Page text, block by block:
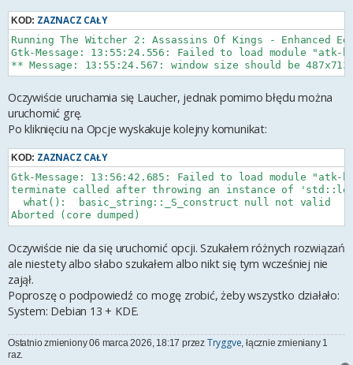
KOD: ZAZNACZ CAŁY
Running The Witcher 2: Assassins Of Kings - Enhanced
Gtk-Message: 13:55:24.556: Failed to load module
Oczywiście uruchamia się Laucher, jednak pomimo błędu można
uruchomić grę.
Po kliknięciu na Opcje wyskakuje kolejny komunikat:
KOD: ZAZNACZ CAŁY
Gtk-Message: 13:56:42.685: Failed to load module
terminate called after throwing an instance of
  what():  basic_string::_S_construct null not valid
Oczywiście nie da się uruchomić opcji. Szukałem różnych rozwiązań
ale niestety albo słabo szukałem albo nikt się tym wcześniej nie
zajął.
Poproszę o podpowiedź co mogę zrobić, żeby wszystko działało:
System: Debian 13 + KDE.
Ostatnio zmieniony 06 marca 2026, 18:17 przez Tryggve, łącznie zmieniany 1
raz.